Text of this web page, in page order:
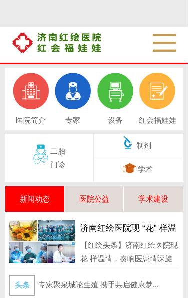
医院简介 专家 设备 红会福娃娃
二胎
门诊
制剂
学术
新闻动态 医院公益 学术建设
济南红绘医院现 “花” 样温
情，奏响医患情深旋律
【红绘头条】济南红绘医院现
花 样温情，奏响医患情深旋
头条
专家聚泉城论生殖 携手共启健康梦...